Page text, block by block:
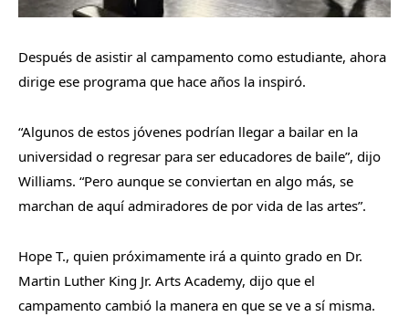
Después de asistir al campamento como estudiante, ahora
dirige ese programa que hace años la inspiró.
“Algunos de estos jóvenes podrían llegar a bailar en la
universidad o regresar para ser educadores de baile”, dijo
Williams. “Pero aunque se conviertan en algo más, se
marchan de aquí admiradores de por vida de las artes”.
Hope T., quien próximamente irá a quinto grado en Dr.
Martin Luther King Jr. Arts Academy, dijo que el
campamento cambió la manera en que se ve a sí misma.